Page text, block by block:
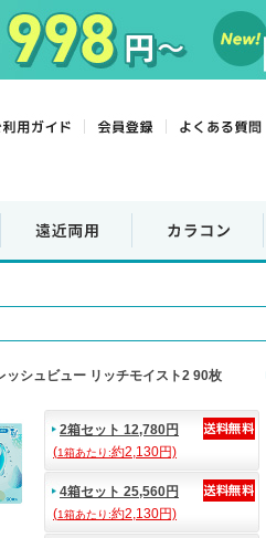
ッシュビュー リッチモイスト2 90枚
2箱セット 12,780円
(1箱あたり:約2,130円)
4箱セット 25,560円
(1箱あたり:約2,130円)